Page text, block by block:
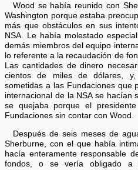
Wood se había reunido con
Washington porque estaba
más que obstáculos en sus
NSA. Le había molestado
demás miembros del equipo
lo referente a la recaudación de
Las cantidades de dinero
cientos de miles de dólares,
sometidas a las Fundaciones que
internacional de la NSA se hacían
se quejaba porque el
Fundaciones sin contar con Wood.
Después de seis meses de
Sherburne, con el que había
hacía enteramente responsable
fondos, o se vería obligado a